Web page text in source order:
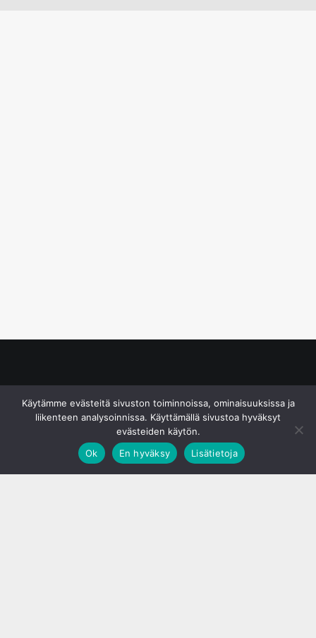
Käytämme evästeitä sivuston toiminnoissa, ominaisuuksissa ja
liikenteen analysoinnissa. Käyttämällä sivustoa hyväksyt
evästeiden käytön.
Ok
En hyväksy Lisätietoja